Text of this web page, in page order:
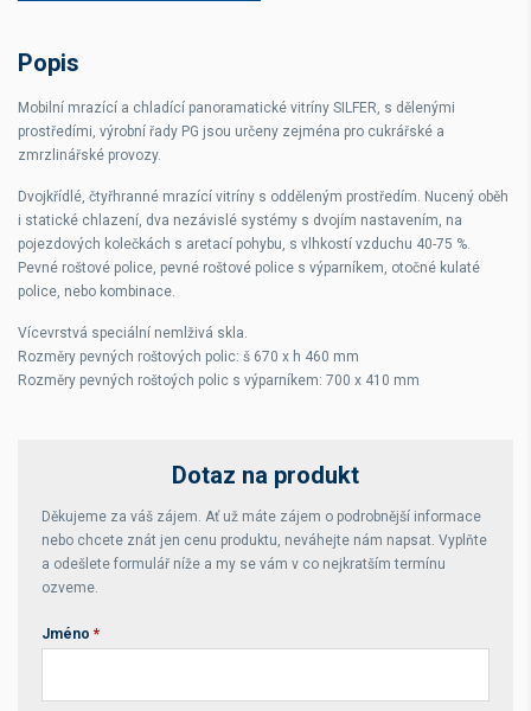
Popis
Mobilní mrazící a chladící panoramatické vitríny SILFER, s dělenými
prostředími, výrobní řady PG jsou určeny zejména pro cukrářské a
zmrzlinářské provozy.
Dvojkřídlé, čtyřhranné mrazící vitríny s odděleným prostředím. Nucený oběh
i statické chlazení, dva nezávislé systémy s dvojím nastavením, na
pojezdových kolečkách s aretací pohybu, s vlhkostí vzduchu 40-75 %.
Pevné roštové police, pevné roštové police s výparníkem, otočné kulaté
police, nebo kombinace.
Vícevrstvá speciální nemlživá skla.
Rozměry pevných roštových polic: š 670 x h 460 mm
Rozměry pevných roštoých polic s výparníkem: 700 x 410 mm
Dotaz na produkt
Děkujeme za váš zájem. Ať už máte zájem o podrobnější informace
nebo chcete znát jen cenu produktu, neváhejte nám napsat. Vyplňte
a odešlete formulář níže a my se vám v co nejkratším termínu
ozveme.
Jméno *